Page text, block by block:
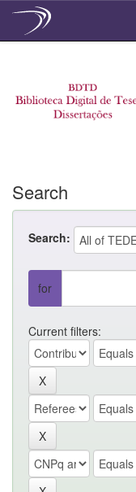
Search
Search:
for
Current filters: